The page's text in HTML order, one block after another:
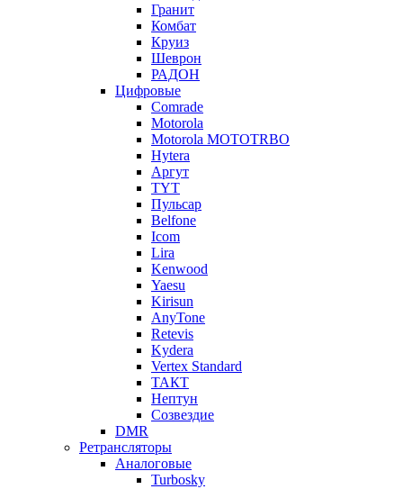
Гранит
Комбат
Круиз
Шеврон
РАДОН
Цифровые
Comrade
Motorola
Motorola MOTOTRBO
Hytera
Аргут
TYT
Пульсар
Belfone
Icom
Lira
Kenwood
Yaesu
Kirisun
AnyTone
Retevis
Kydera
Vertex Standard
ТАКТ
Нептун
Созвездие
DMR
Ретрансляторы
Аналоговые
Turbosky